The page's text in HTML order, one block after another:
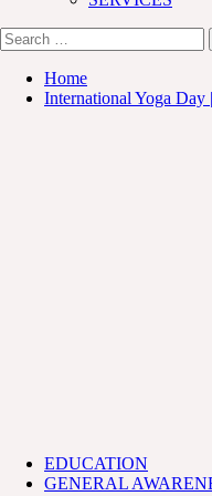
Search
for:
Home
International Yoga Day
EDUCATION
GENERAL